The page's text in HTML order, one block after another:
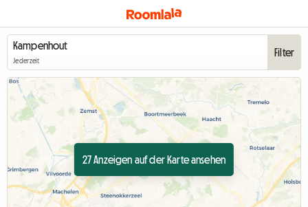
Jederzeit
Filter
27 Anzeigen auf der Karte ansehen